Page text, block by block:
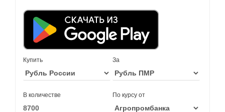
Купить За
В количестве По курсу от